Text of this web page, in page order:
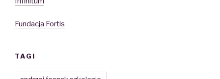
Fundacja Fortis
TAGI